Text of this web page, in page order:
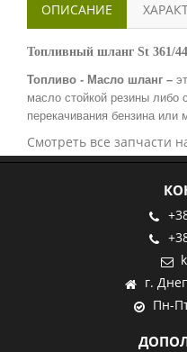
ОПИСАНИЕ
Топливный шланг St 361/
Топливо - Масло шланг –
масло стойкой резины либо
перекачивания бензина
Смотреть все запчасти
г.
Пн-